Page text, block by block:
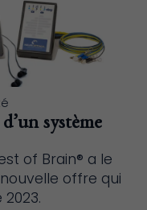
système
of Brain® a le
offre qui